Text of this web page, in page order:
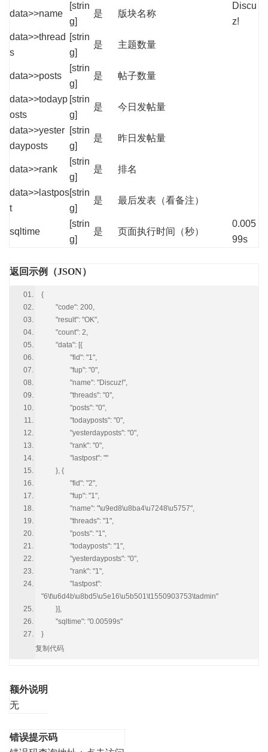
data>>name
[strin
g]
是 版块名称
Discu
z!
data>>thread
s
[strin
g]
是 主题数量
data>>posts
[strin
g]
是 帖子数量
data>>todayp
osts
[strin
g]
是 今日发帖量
data>>yester
dayposts
[strin
g]
是 昨日发帖量
data>>rank
[strin
g]
是 排名
data>>lastpos
t
[strin
g]
是 最后发表（看备注）
sqltime
[strin
g]
是 页面执行时间（秒）
0.005
99s
返回示例（JSON）
{
"code": 200,
"result": "OK",
"count": 2,
"data": [{
"fid": "1",
"fup": "0",
"name": "Discuz!",
"threads": "0",
"posts": "0",
"todayposts": "0",
"yesterdayposts": "0",
"rank": "0",
"lastpost": ""
}, {
"fid": "2",
"fup": "1",
"name": "\u9ed8\u8ba4\u7248\u5757",
"threads": "1",
"posts": "1",
"todayposts": "1",
"yesterdayposts": "0",
"rank": "1",
"lastpost":
"6\t\u6d4b\u8bd5\u5e16\u5b501\t1550903753\tadmin"
}],
"sqltime": "0.00599s"
}
复制代码
额外说明
无
错误提示码